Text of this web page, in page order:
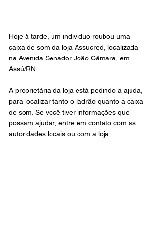
Hoje à tarde, um indivíduo roubou uma
caixa de som da loja Assucred, localizada
na Avenida Senador João Câmara, em
Assú/RN.
A proprietária da loja está pedindo a ajuda,
para localizar tanto o ladrão quanto a caixa
de som. Se você tiver informações que
possam ajudar, entre em contato com as
autoridades locais ou com a loja.